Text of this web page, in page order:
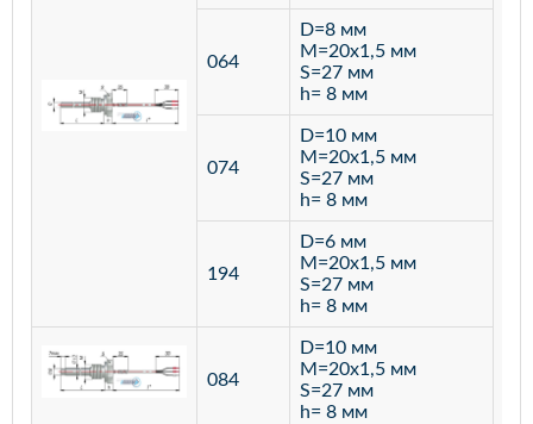
064
D=8 мм
M=20х1,5 мм
S=27 мм
h= 8 мм
074
D=10 мм
M=20х1,5 мм
S=27 мм
h= 8 мм
194
D=6 мм
M=20х1,5 мм
S=27 мм
h= 8 мм
084
D=10 мм
M=20х1,5 мм
S=27 мм
h= 8 мм